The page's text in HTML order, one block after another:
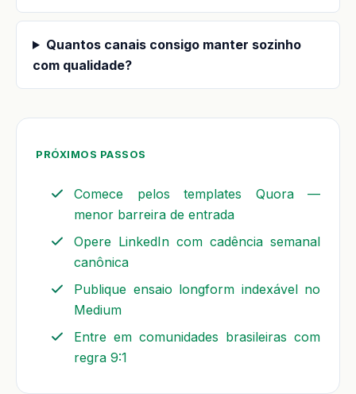
Quantos canais consigo manter sozinho
com qualidade?
PRÓXIMOS PASSOS
Comece pelos templates Quora —
menor barreira de entrada
Opere LinkedIn com cadência semanal
canônica
Publique ensaio longform indexável no
Medium
Entre em comunidades brasileiras com
regra 9:1